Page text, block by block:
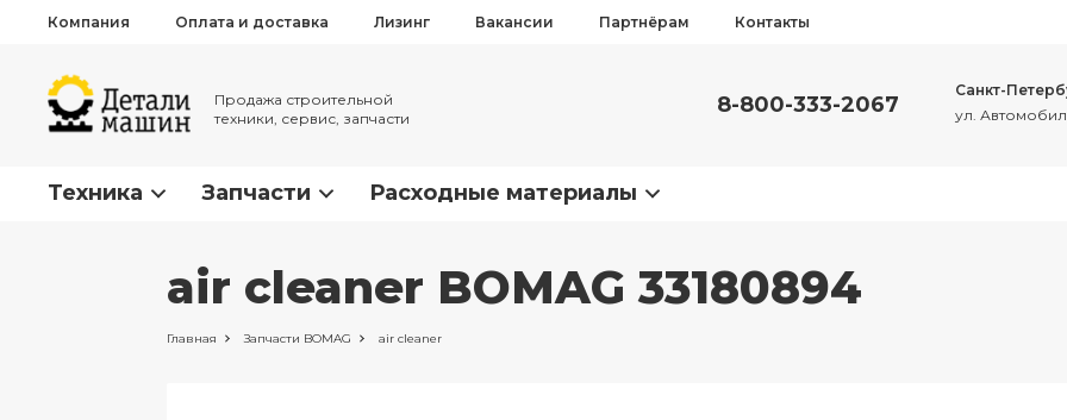
Компания Оплата и доставка Лизинг Вакансии Партнёрам Контакты
Продажа строительной
техники, сервис, запчасти
8-800-333-2067
Санкт-
ул.
Техника Запчасти Расходные материалы
air cleaner BOMAG 33180894
Главная Запчасти BOMAG air cleaner